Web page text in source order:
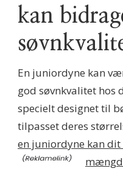
kan
En juniordyne kan
god søvnkvalitet hos
specielt designet til
tilpasset deres
en juniordyne kan